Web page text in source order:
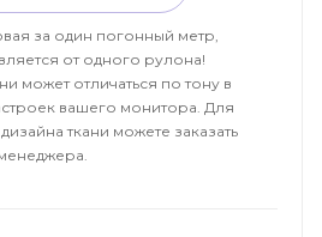
за один погонный метр,
от одного рулона!
может отличаться по тону в
вашего монитора. Для
ткани можете заказать